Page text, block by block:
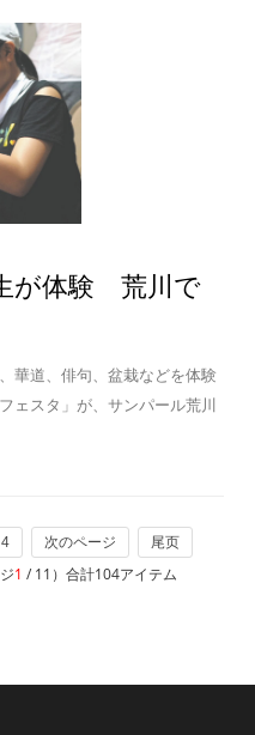
が体験 荒川で
華道、俳句、盆栽などを体験
ェスタ」が、サンパール荒川
4 次のページ 尾页
1 / 11）合計104アイテム